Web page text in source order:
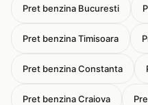
Pret benzina Bucuresti
Pret benzina Timisoara
Pret benzina Constanta
Pret benzina Craiova